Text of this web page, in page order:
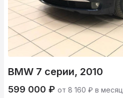
BMW 7 серии, 2010
599 000 ₽ от 8 160 ₽ в месяц